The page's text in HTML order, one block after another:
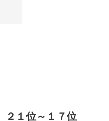
２１位～１７位